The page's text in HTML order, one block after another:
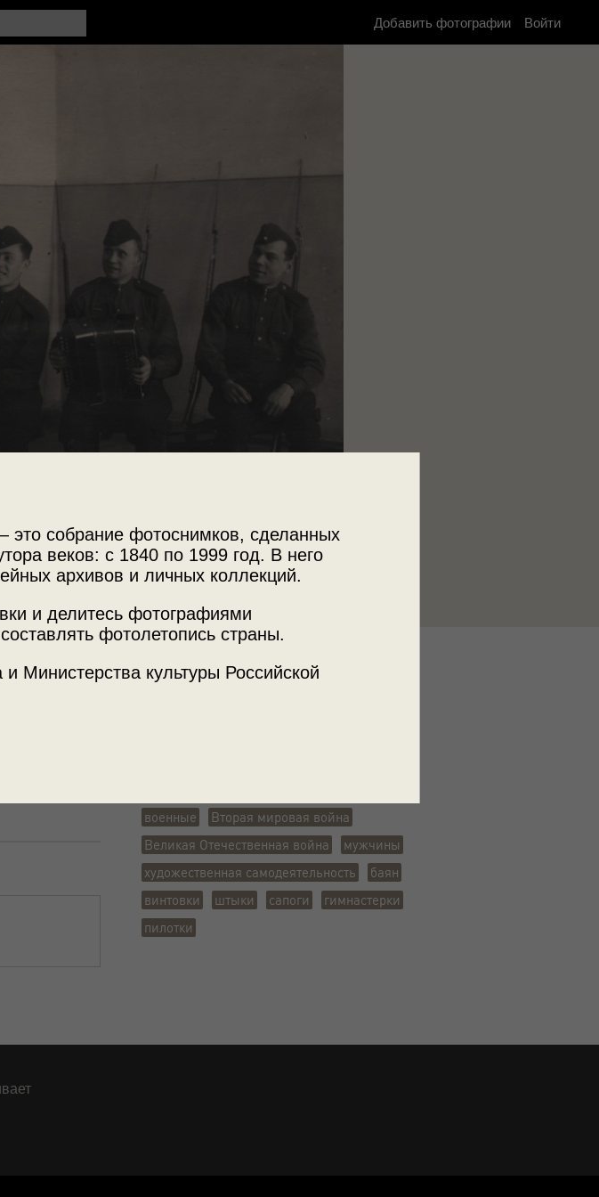
собрание фотоснимков, сделанных
веков: с 1840 по 1999 год. В него
архивов и личных коллекций.
и делитесь фотографиями
фотолетопись страны.
Министерства культуры Российской
Добавить фотографии Войти
военные
Вторая мировая война
Великая Отечественная война
мужчины
художественная самодеятельность
баян
винтовки
штыки сапоги
гимнастерки
пилотки